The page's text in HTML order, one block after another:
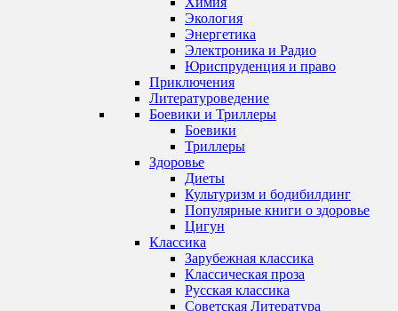
Экология
Энергетика
Электроника и Радио
Юриспруденция и право
Приключения
Литературоведение
Боевики и Триллеры
Боевики
Триллеры
Здоровье
Диеты
Культуризм и бодибилдинг
Популярные книги о здоровье
Цигун
Классика
Зарубежная классика
Классическая проза
Русская классика
Советская Литература